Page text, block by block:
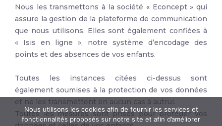
Nous les transmettons à la société « Econcept » qui
assure la gestion de la plateforme de communication
que nous utilisons. Elles sont également confiées à
« Isis en ligne », notre système d’encodage des
points et des absences de vos enfants.
Toutes les instances citées ci-dessus sont
également soumises à la protection de vos données
et ne les transmettent en aucun cas à autrui.
Toutes les mesures sont prises pour protéger vos
Nous utilisons les cookies afin de fournir les services et
fonctionnalités proposés sur notre site et afin d’améliorer